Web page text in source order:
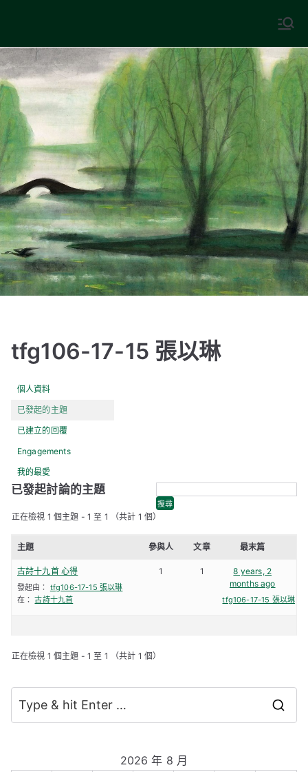
content
中國古典文學
tfg106-17-15 張以琳
個人資料
已發起的主題
已建立的回覆
Engagements
我的最愛
已發起討論的主題
正在檢視 1 個主題 - 1 至 1 （共計 1 個）
主題 參與人 文章 最末篇
古詩十九首 心得
發起由： tfg106-17-15 張以琳
在：古詩十九首
1 1
8 years, 2
months ago
tfg106-17-15 張以琳
正在檢視 1 個主題 - 1 至 1 （共計 1 個）
2026 年 8 月